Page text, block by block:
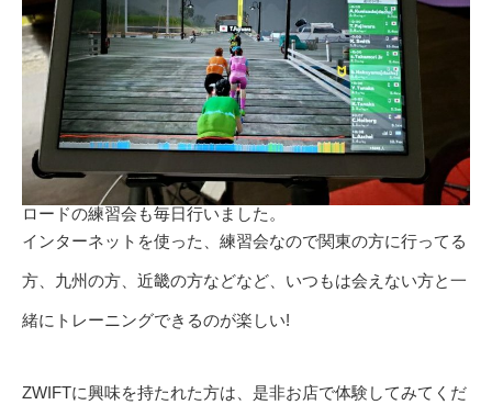
ロードの練習会も毎日行いました。
インターネットを使った、練習会なので関東の方に行ってる
方、九州の方、近畿の方などなど、いつもは会えない方と一
緒にトレーニングできるのが楽しい!
ZWIFTに興味を持たれた方は、是非お店で体験してみてくだ